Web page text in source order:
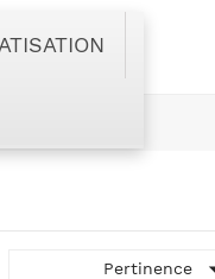
Pertinence